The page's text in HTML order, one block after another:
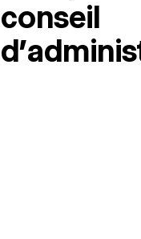
conseil